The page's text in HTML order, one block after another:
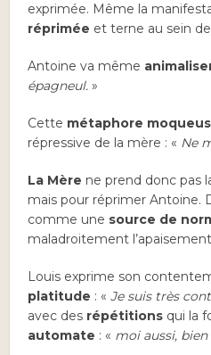
exprimée. Même la
réprimée et terne au sein
Antoine va même
épagneul. »
Cette métaphore
répressive de la mère : « Ne
La Mère ne prend donc pas
mais pour réprimer Antoine.
comme une source de
maladroitement
Louis exprime son
platitude : «Je suis très
avec des répétitions qui la
automate : « moi aussi,